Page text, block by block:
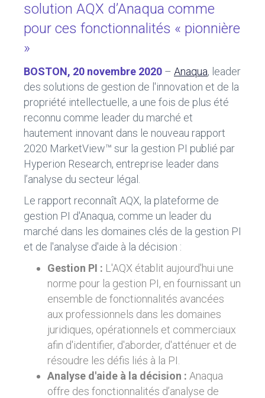
solution AQX d’Anaqua comme
pour ces fonctionnalités « pionnière
»
BOSTON, 20 novembre 2020 – Anaqua, leader
des solutions de gestion de l'innovation et de la
propriété intellectuelle, a une fois de plus été
reconnu comme leader du marché et
hautement innovant dans le nouveau rapport
2020 MarketView™ sur la gestion PI publié par
Hyperion Research, entreprise leader dans
l’analyse du secteur légal.
Le rapport reconnaît AQX, la plateforme de
gestion PI d'Anaqua, comme un leader du
marché dans les domaines clés de la gestion PI
et de l'analyse d'aide à la décision :
Gestion PI : L'AQX établit aujourd'hui une
norme pour la gestion PI, en fournissant un
ensemble de fonctionnalités avancées
aux professionnels dans les domaines
juridiques, opérationnels et commerciaux
afin d'identifier, d'aborder, d'atténuer et de
résoudre les défis liés à la PI.
Analyse d'aide à la décision : Anaqua
offre des fonctionnalités d’analyse de